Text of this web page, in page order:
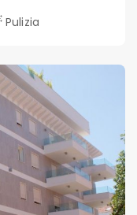
Pulizia